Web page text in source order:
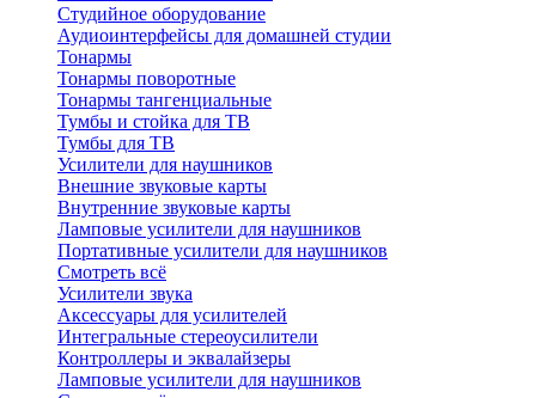
Студийное оборудование
Аудиоинтерфейсы для домашней студии
Тонармы
Тонармы поворотные
Тонармы тангенциальные
Тумбы и стойка для ТВ
Тумбы для ТВ
Усилители для наушников
Внешние звуковые карты
Внутренние звуковые карты
Ламповые усилители для наушников
Портативные усилители для наушников
Смотреть всё
Усилители звука
Аксессуары для усилителей
Интегральные стереоусилители
Контроллеры и эквалайзеры
Ламповые усилители для наушников